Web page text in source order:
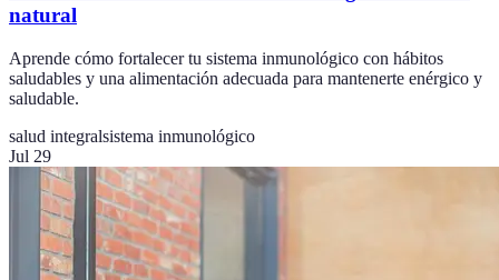
natural
Aprende cómo fortalecer tu sistema inmunológico con hábitos
saludables y una alimentación adecuada para mantenerte enérgico y
saludable.
salud integralsistema inmunológico
Jul 29